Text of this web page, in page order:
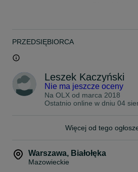
PRZEDSIĘBIORCA
Leszek Kaczyński
Nie ma jeszcze oceny
Na OLX od marca 2018
Ostatnio online w dniu 04
Więcej od tego
Warszawa, Białołęka
Mazowieckie